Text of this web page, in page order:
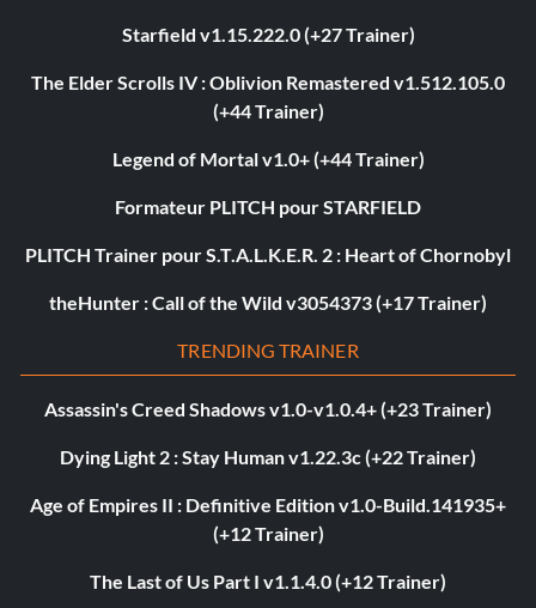
Starfield v1.15.222.0 (+27 Trainer)
The Elder Scrolls IV : Oblivion Remastered v1.512.105.0
(+44 Trainer)
Legend of Mortal v1.0+ (+44 Trainer)
Formateur PLITCH pour STARFIELD
PLITCH Trainer pour S.T.A.L.K.E.R. 2 : Heart of Chornobyl
theHunter : Call of the Wild v3054373 (+17 Trainer)
TRENDING TRAINER
Assassin's Creed Shadows v1.0-v1.0.4+ (+23 Trainer)
Dying Light 2 : Stay Human v1.22.3c (+22 Trainer)
Age of Empires II : Definitive Edition v1.0-Build.141935+
(+12 Trainer)
The Last of Us Part I v1.1.4.0 (+12 Trainer)